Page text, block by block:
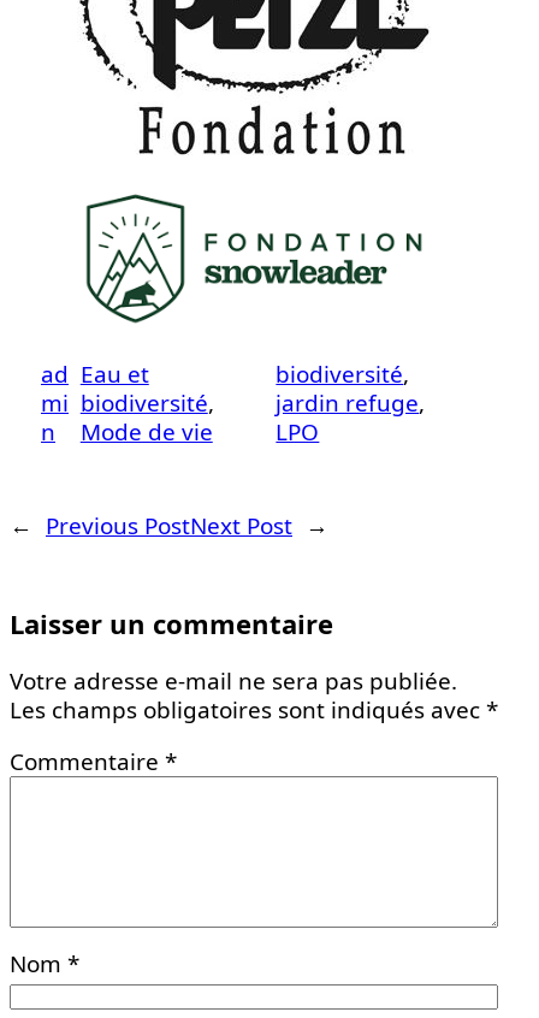
ad
mi
n
Eau et
biodiversité
Mode de vie
biodiversité
jardin refuge
LPO
← Previous PostNext Post →
Laisser un commentaire
Votre adresse e-mail ne sera pas publiée.
Les champs obligatoires sont indiqués avec*
Commentaire *
Nom *